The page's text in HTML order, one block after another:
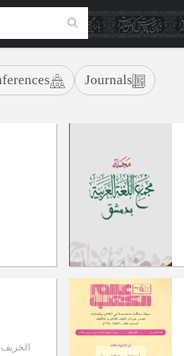
Journals
الخریف 1445، السنة 31 - العدد 3